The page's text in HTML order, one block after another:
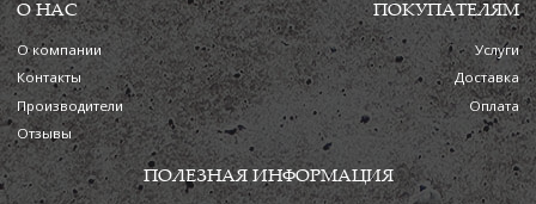
О НАС
О компании
Контакты
Производители
Отзывы
ПОКУПАТЕЛЯМ
Услуги
Доставка
Оплата
ПОЛЕЗНАЯ ИНФОРМАЦИЯ